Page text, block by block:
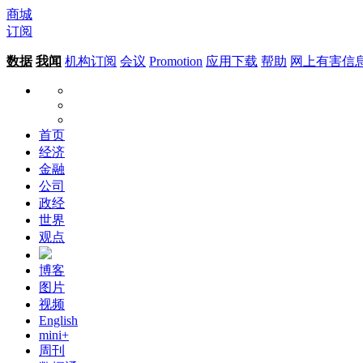
商城
订阅
数据 我闻 机构订阅 会议 Promotion 应用下载 帮助 网上有害信
首页
经济
金融
公司
政经
世界
观点
博客
图片
视频
English
mini+
周刊